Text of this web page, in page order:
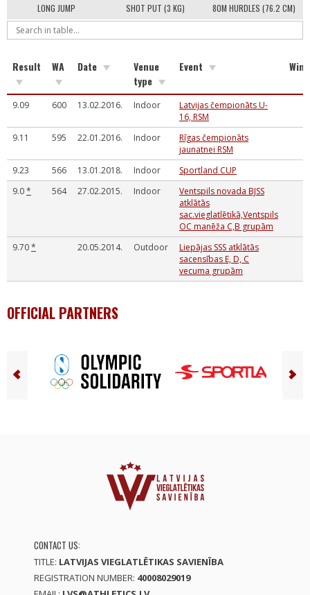
LONG JUMP SHOT PUT (3 KG) 80M HURDLES (76.2 CM)
Result WA Date
Venue
type
Event Wind
9.09 600 13.02.2016. Indoor
Latvijas čempionāts U-
16, RSM
9.11
595 22.01.2016. Indoor
Rīgas čempionāts
jaunatnei RSM
9.23
566 13.01.2018. Indoor
Sportland CUP
9.0* 564 27.02.2015. Indoor
Ventspils novada BJSS
atklātās
sac.vieglatlētikā,Ventspils
OC manēža C,B grupām
9.70* 20.05.2014. Outdoor
Liepājas SSS atklātās
sacensības E, D, C
vecuma grupām
OFFICIAL PARTNERS
CONTACT US:
TITLE: LATVIJAS VIEGLATLĒTIKAS SAVIENĪBA
REGISTRATION NUMBER: 40008029019